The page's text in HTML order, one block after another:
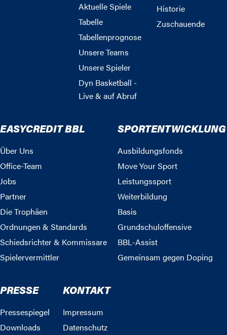
Aktuelle Spiele
Tabelle
Tabellenprognose
Unsere Teams
Unsere Spieler
Dyn Basketball -
Live & auf Abruf
Historie
Zuschauende
EASYCREDIT BBL
Über Uns
Office-Team
Jobs
Partner
Die Trophäen
Ordnungen & Standards
Schiedsrichter & Kommissare
Spielervermittler
SPORTENTWICKLUNG
Ausbildungsfonds
Move Your Sport
Leistungssport
Weiterbildung
Basis
Grundschuloffensive
BBL-Assist
Gemeinsam gegen Doping
PRESSE
Pressespiegel
Downloads
KONTAKT
Impressum
Datenschutz